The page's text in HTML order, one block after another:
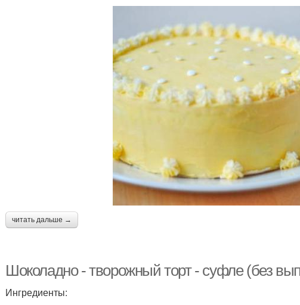
читать дальше →
Шоколадно - творожный торт - суфле (без
Ингредиенты: